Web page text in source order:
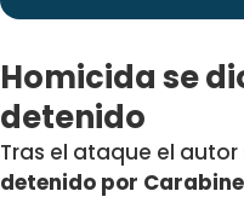
Homicida se
detenido
Tras el ataque el
detenido por